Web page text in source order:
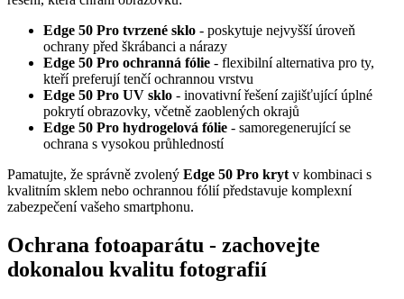
Edge 50 Pro tvrzené sklo - poskytuje nejvyšší úroveň
ochrany před škrábanci a nárazy
Edge 50 Pro ochranná fólie - flexibilní alternativa pro ty,
kteří preferují tenčí ochrannou vrstvu
Edge 50 Pro UV sklo - inovativní řešení zajišťující úplné
pokrytí obrazovky, včetně zaoblených okrajů
Edge 50 Pro hydrogelová fólie - samoregenerující se
ochrana s vysokou průhledností
Pamatujte, že správně zvolený Edge 50 Pro kryt v kombinaci s
kvalitním sklem nebo ochrannou fólií představuje komplexní
zabezpečení vašeho smartphonu.
Ochrana fotoaparátu - zachovejte
dokonalou kvalitu fotografií